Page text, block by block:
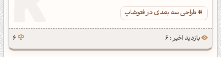
طراحی سه بعدی در فتوشاپ
بازدید اخیر : 6 6